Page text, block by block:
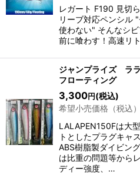
レガート F190 見切
リーブ対応ペンシル
使わない" そんなシ
前に喰わす！高速リ
ジャンプライズ ラ
フローティング
3,300円 (税込)
希望小売価格（税込）
LALAPEN150Fは大
トとしたプラグキャ
ABS樹脂製ダイビン
は比重の問題等から
ディー強度、…